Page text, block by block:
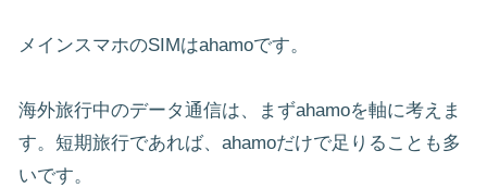
メインスマホのSIMはahamoです。
海外旅行中のデータ通信は、まずahamoを軸に考えま
す。短期旅行であれば、ahamoだけで足りることも多
いです。